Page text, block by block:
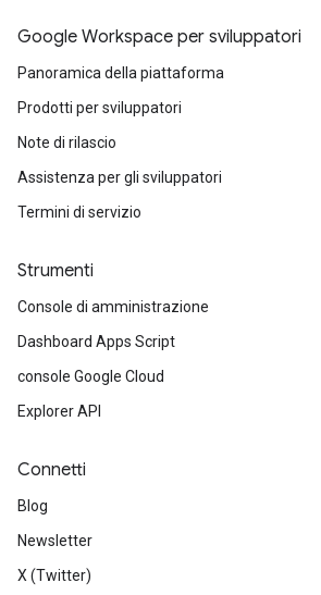
Google Workspace per sviluppatori
Panoramica della piattaforma
Prodotti per sviluppatori
Note di rilascio
Assistenza per gli sviluppatori
Termini di servizio
Strumenti
Console di amministrazione
Dashboard Apps Script
console Google Cloud
Explorer API
Connetti
Blog
Newsletter
X (Twitter)